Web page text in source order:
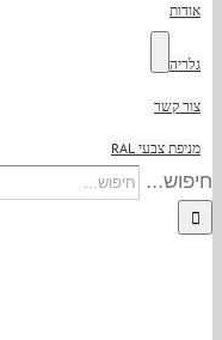
אודות
גלריה
צור קשר
מניפת צבעי RAL
חיפוש...